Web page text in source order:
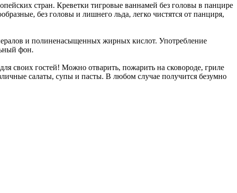
стран. Креветки тигровые ваннамей без головы в панцире
без головы и лишнего льда, легко чистятся от панциря,
и полиненасыщенных жирных кислот. Употребление
фон.
своих гостей! Можно отварить, пожарить на сковороде, гриле
салаты, супы и пасты. В любом случае получится безумно